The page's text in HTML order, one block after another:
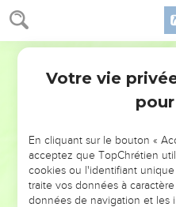
NE MANQUEZ
DE
ET SI LEURS ERREURS
Votre vie
En cliquant sur le bouton «
acceptez que TopChrétien
cookies ou l'identifiant
traite vos données à
données de navigation et les